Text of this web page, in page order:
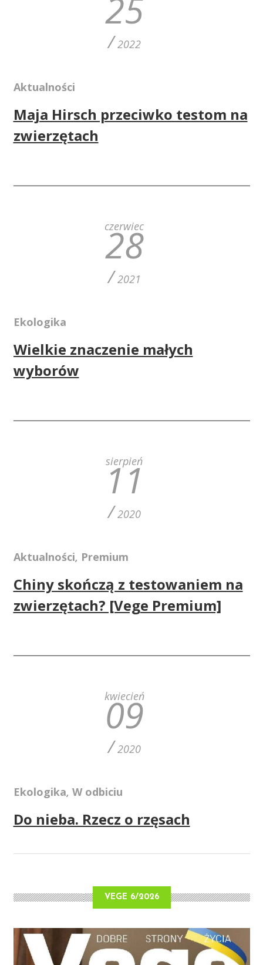
25
/ 2022
Aktualności
Maja Hirsch przeciwko testom na
zwierzętach
czerwiec
28
/ 2021
Ekologika
Wielkie znaczenie małych
wyborów
sierpień
11
/ 2020
Aktualności, Premium
Chiny skończą z testowaniem na
zwierzętach? [Vege Premium]
kwiecień
09
/ 2020
Ekologika, W odbiciu
Do nieba. Rzecz o rzęsach
VEGE 6/2026